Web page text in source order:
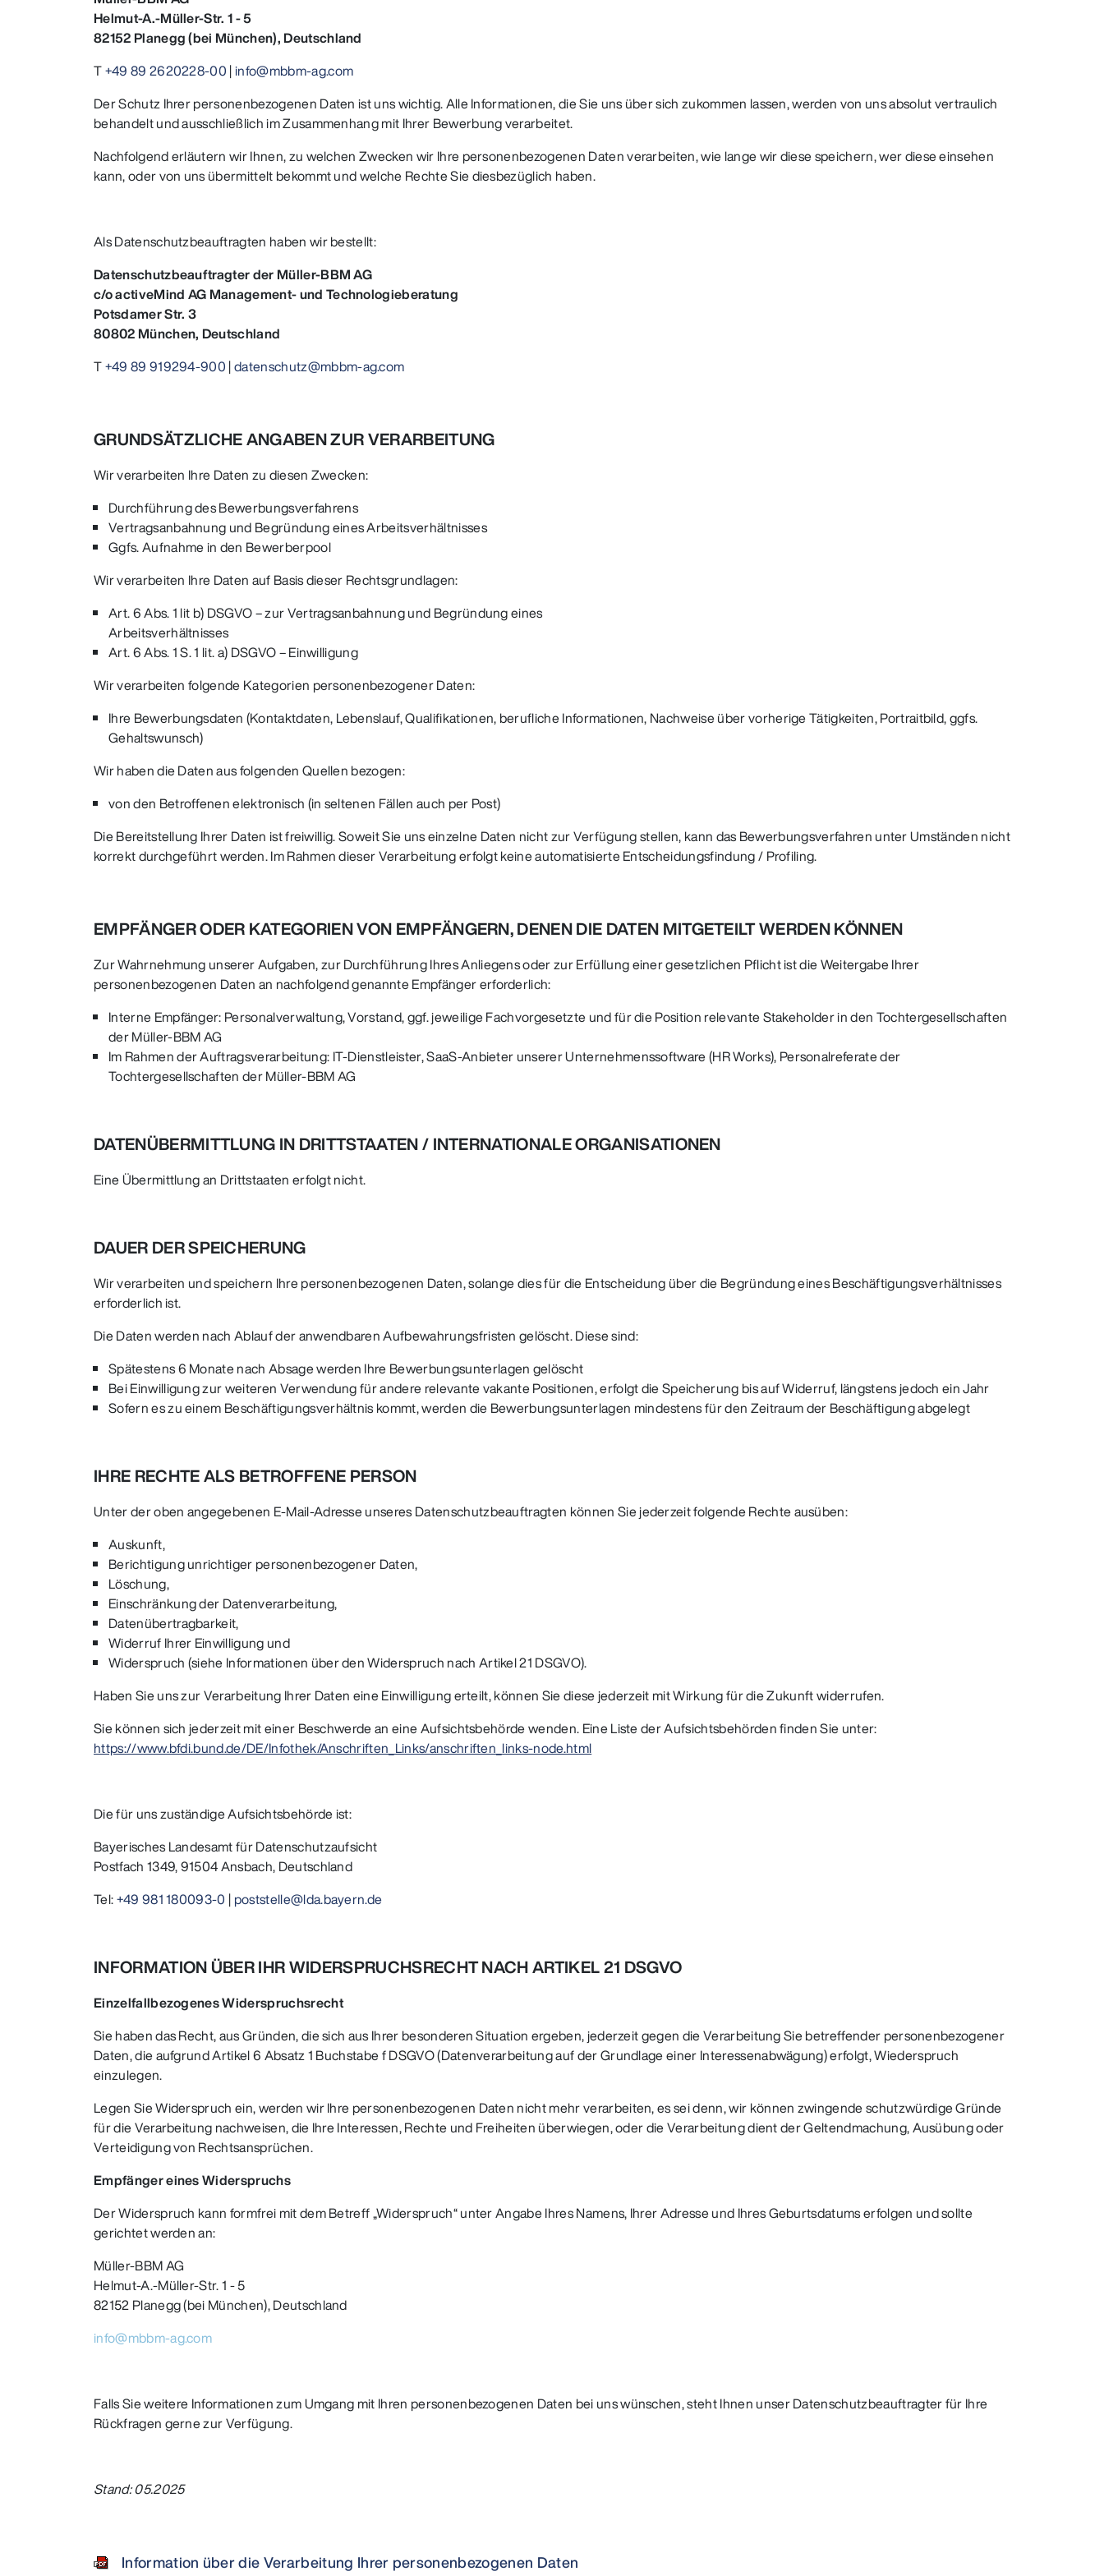
Helmut-A.-Müller-Str. 1 - 5
82152 Planegg (bei München), Deutschland
T+49 89 2620228-00 | info@mbbm-ag.com
Der Schutz Ihrer personenbezogenen Daten ist uns wichtig. Alle Informationen, die Sie uns über sich zukommen lassen, werden von uns absolut vertraulich
behandelt und ausschließlich im Zusammenhang mit Ihrer Bewerbung verarbeitet.
Nachfolgend erläutern wir Ihnen, zu welchen Zwecken wir Ihre personenbezogenen Daten verarbeiten, wie lange wir diese speichern, wer diese einsehen
kann, oder von uns übermittelt bekommt und welche Rechte Sie diesbezüglich haben.
Als Datenschutzbeauftragten haben wir bestellt:
Datenschutzbeauftragter der Müller-BBM AG
c/o activeMind AG Management- und Technologieberatung
Potsdamer Str. 3
80802 München, Deutschland
T+49 89 919294-900 |datenschutz@mbbm-ag.com
GRUNDSÄTZLICHE ANGABEN ZUR VERARBEITUNG
Wir verarbeiten Ihre Daten zu diesen Zwecken:
Durchführung des Bewerbungsverfahrens
Vertragsanbahnung und Begründung eines Arbeitsverhältnisses
Ggfs. Aufnahme in den Bewerberpool
Wir verarbeiten Ihre Daten auf Basis dieser Rechtsgrundlagen:
Art. 6 Abs. 1 lit b) DSGVO – zur Vertragsanbahnung und Begründung eines
Arbeitsverhältnisses
Art. 6 Abs. 1 S. 1 lit. a) DSGVO – Einwilligung
Wir verarbeiten folgende Kategorien personenbezogener Daten:
Ihre Bewerbungsdaten (Kontaktdaten, Lebenslauf, Qualifikationen, berufliche Informationen, Nachweise über vorherige Tätigkeiten, Portraitbild, ggfs.
Gehaltswunsch)
Wir haben die Daten aus folgenden Quellen bezogen:
von den Betroffenen elektronisch (in seltenen Fällen auch per Post)
Die Bereitstellung Ihrer Daten ist freiwillig. Soweit Sie uns einzelne Daten nicht zur Verfügung stellen, kann das Bewerbungsverfahren unter Umständen nicht
korrekt durchgeführt werden. Im Rahmen dieser Verarbeitung erfolgt keine automatisierte Entscheidungsfindung / Profiling.
EMPFÄNGER ODER KATEGORIEN VON EMPFÄNGERN, DENEN DIE DATEN MITGETEILT WERDEN KÖNNEN
Zur Wahrnehmung unserer Aufgaben, zur Durchführung Ihres Anliegens oder zur Erfüllung einer gesetzlichen Pflicht ist die Weitergabe Ihrer
personenbezogenen Daten an nachfolgend genannte Empfänger erforderlich:
Interne Empfänger: Personalverwaltung, Vorstand, ggf. jeweilige Fachvorgesetzte und für die Position relevante Stakeholder in den Tochtergesellschaften
der Müller-BBM AG
Im Rahmen der Auftragsverarbeitung: IT-Dienstleister, SaaS-Anbieter unserer Unternehmenssoftware (HR Works), Personalreferate der
Tochtergesellschaften der Müller-BBM AG
DATENÜBERMITTLUNG IN DRITTSTAATEN / INTERNATIONALE ORGANISATIONEN
Eine Übermittlung an Drittstaaten erfolgt nicht.
DAUER DER SPEICHERUNG
Wir verarbeiten und speichern Ihre personenbezogenen Daten, solange dies für die Entscheidung über die Begründung eines Beschäftigungsverhältnisses
erforderlich ist.
Die Daten werden nach Ablauf der anwendbaren Aufbewahrungsfristen gelöscht. Diese sind:
Spätestens 6 Monate nach Absage werden Ihre Bewerbungsunterlagen gelöscht
Bei Einwilligung zur weiteren Verwendung für andere relevante vakante Positionen, erfolgt die Speicherung bis auf Widerruf, längstens jedoch ein Jahr
Sofern es zu einem Beschäftigungsverhältnis kommt, werden die Bewerbungsunterlagen mindestens für den Zeitraum der Beschäftigung abgelegt
IHRE RECHTE ALS BETROFFENE PERSON
Unter der oben angegebenen E-Mail-Adresse unseres Datenschutzbeauftragten können Sie jederzeit folgende Rechte ausüben:
Auskunft,
Berichtigung unrichtiger personenbezogener Daten,
Löschung,
Einschränkung der Datenverarbeitung,
Datenübertragbarkeit,
Widerruf Ihrer Einwilligung und
Widerspruch (siehe Informationen über den Widerspruch nach Artikel 21 DSGVO).
Haben Sie uns zur Verarbeitung Ihrer Daten eine Einwilligung erteilt, können Sie diese jederzeit mit Wirkung für die Zukunft widerrufen.
Sie können sich jederzeit mit einer Beschwerde an eine Aufsichtsbehörde wenden. Eine Liste der Aufsichtsbehörden finden Sie unter:
https://www.bfdi.bund.de/DE/Infothek/Anschriften_Links/anschriften_links-node.html
Die für uns zuständige Aufsichtsbehörde ist:
Bayerisches Landesamt für Datenschutzaufsicht
Postfach 1349, 91504 Ansbach, Deutschland
Tel:+49 981 180093-0 | poststelle@lda.bayern.de
INFORMATION ÜBER IHR WIDERSPRUCHSRECHT NACH ARTIKEL 21 DSGVO
Einzelfallbezogenes Widerspruchsrecht
Sie haben das Recht, aus Gründen, die sich aus Ihrer besonderen Situation ergeben, jederzeit gegen die Verarbeitung Sie betreffender personenbezogener
Daten, die aufgrund Artikel 6 Absatz 1 Buchstabe f DSGVO (Datenverarbeitung auf der Grundlage einer Interessenabwägung) erfolgt, Wiederspruch
einzulegen.
Legen Sie Widerspruch ein, werden wir Ihre personenbezogenen Daten nicht mehr verarbeiten, es sei denn, wir können zwingende schutzwürdige Gründe
für die Verarbeitung nachweisen, die Ihre Interessen, Rechte und Freiheiten überwiegen, oder die Verarbeitung dient der Geltendmachung, Ausübung oder
Verteidigung von Rechtsansprüchen.
Empfänger eines Widerspruchs
Der Widerspruch kann formfrei mit dem Betreff „Widerspruch“ unter Angabe Ihres Namens, Ihrer Adresse und Ihres Geburtsdatums erfolgen und sollte
gerichtet werden an:
Müller-BBM AG
Helmut-A.-Müller-Str. 1 - 5
82152 Planegg (bei München), Deutschland
info@mbbm-ag.com
Falls Sie weitere Informationen zum Umgang mit Ihren personenbezogenen Daten bei uns wünschen, steht Ihnen unser Datenschutzbeauftragter für Ihre
Rückfragen gerne zur Verfügung.
Stand: 05.2025
Information über die Verarbeitung Ihrer personenbezogenen Daten